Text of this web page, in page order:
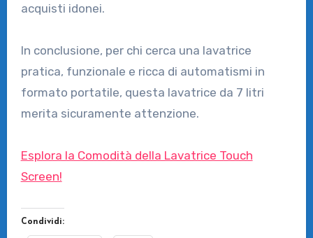
acquisti idonei.
In conclusione, per chi cerca una lavatrice
pratica, funzionale e ricca di automatismi in
formato portatile, questa lavatrice da 7 litri
merita sicuramente attenzione.
Esplora la Comodità della Lavatrice Touch
Screen!
Condividi: